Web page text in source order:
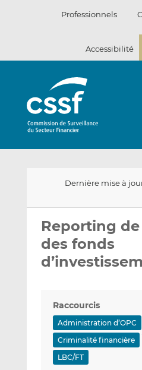
Professionnels
Accessibilité
Dernière mise à
Reporting
des fonds
Raccourcis
Administration d’OPC
Criminalité financière
LBC/FT